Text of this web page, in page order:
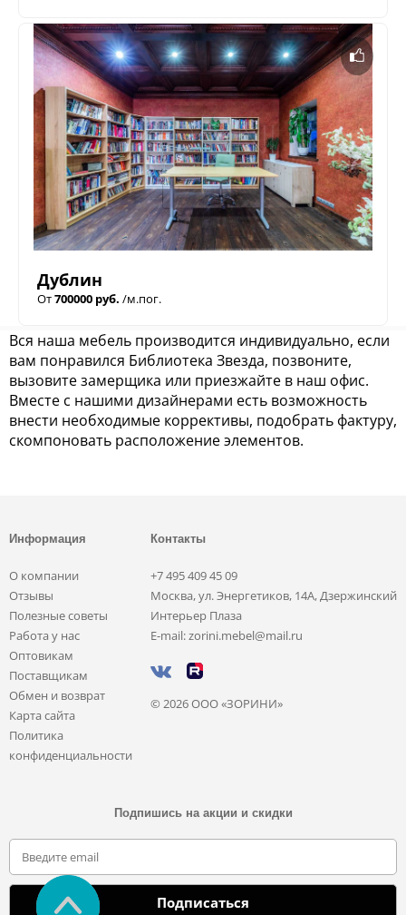
Дублин
От700000 руб. /м.пог.
Вся наша мебель производится индивидуально, если
вам понравился Библиотека Звезда, позвоните,
вызовите замерщика или приезжайте в наш офис.
Вместе с нашими дизайнерами есть возможность
внести необходимые коррективы, подобрать фактуру,
скомпоновать расположение элементов.
Информация
О компании
Отзывы
Полезные советы
Работа у нас
Оптовикам
Поставщикам
Обмен и возврат
Карта сайта
Политика
конфиденциальности
Контакты
+7 495 409 45 09
Москва, ул. Энергетиков, 14А, Дзержинский
Интерьер Плаза
E-mail: zorini.mebel@mail.ru
© 2026 ООО «ЗОРИНИ»
Подпишись на акции и скидки